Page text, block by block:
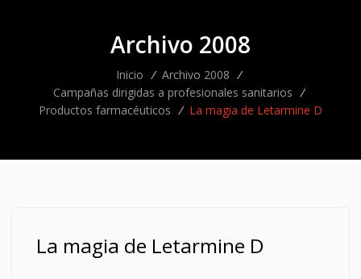
Archivo 2008
Inicio / Archivo 2008 /
Campañas dirigidas a profesionales sanitarios /
Productos farmacéuticos / La magia de Letarmine D
La magia de Letarmine D